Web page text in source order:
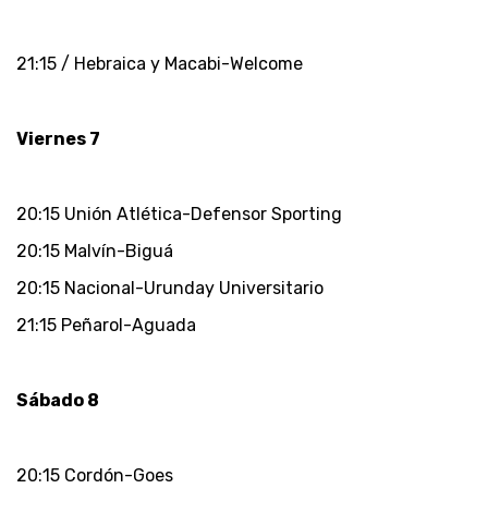
21:15 / Hebraica y Macabi-Welcome
Viernes 7
20:15 Unión Atlética-Defensor Sporting
20:15 Malvín-Biguá
20:15 Nacional-Urunday Universitario
21:15 Peñarol-Aguada
Sábado 8
20:15 Cordón-Goes